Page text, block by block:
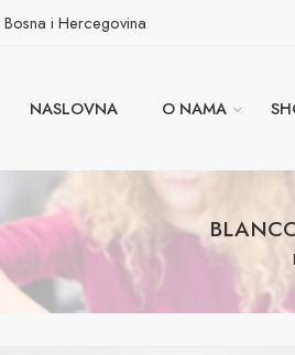
i Hercegovina
NASLOVNA O NAMA